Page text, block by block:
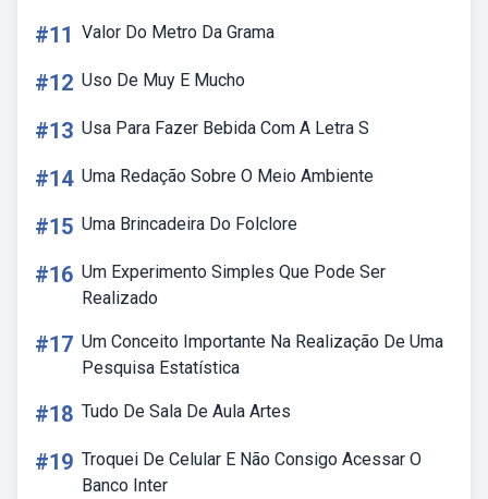
#11 Valor Do Metro Da Grama
#12 Uso De Muy E Mucho
#13 Usa Para Fazer Bebida Com A Letra S
#14 Uma Redação Sobre O Meio Ambiente
#15 Uma Brincadeira Do Folclore
#16 Um Experimento Simples Que Pode Ser
Realizado
#17 Um Conceito Importante Na Realização De Uma
Pesquisa Estatística
#18 Tudo De Sala De Aula Artes
#19 Troquei De Celular E Não Consigo Acessar O
Banco Inter